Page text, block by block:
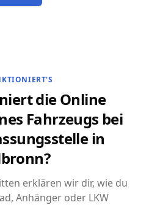
die Online
Fahrzeugs bei
in
erklären wir dir, wie du
Anhänger oder LKW